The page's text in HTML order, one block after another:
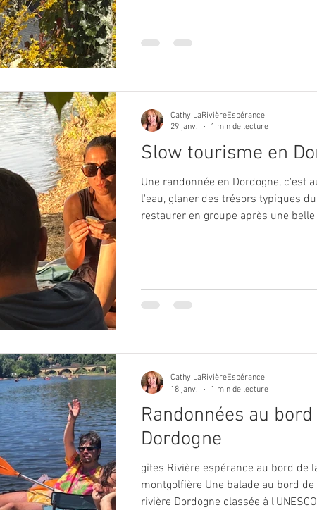
séjourner à La Rivière Espérance,
charmant situé à Veyrignac, à deux
Slow tourisme en
Une randonnée en Dordogne, c'est
l'eau, glaner des trésors typiques
restaurer en groupe après une
Cathy LaRivièreEspérance
29 janv.
1 min de lecture
Randonnées au
Dordogne
gîtes Rivière espérance au bord de
montgolfière Une balade au bord
rivière Dordogne classée à
Cathy LaRivièreEspérance
18 janv.
1 min de lecture